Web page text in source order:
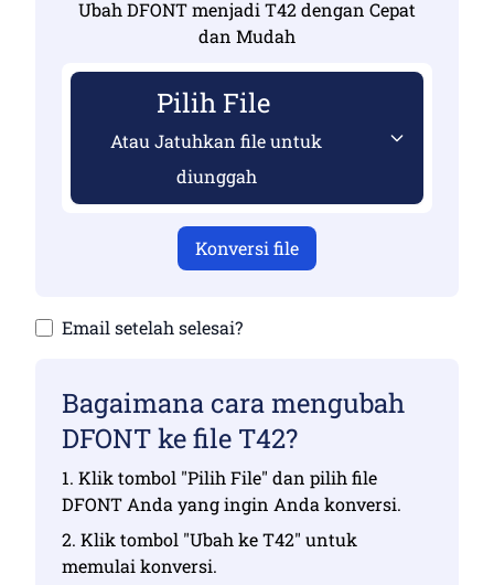
Ubah DFONT menjadi T42 dengan Cepat
dan Mudah
Pilih File
Atau Jatuhkan file untuk
diunggah
Konversi file
Email setelah selesai?
Bagaimana cara mengubah
DFONT ke file T42?
1. Klik tombol "Pilih File" dan pilih file
DFONT Anda yang ingin Anda konversi.
2. Klik tombol "Ubah ke T42" untuk
memulai konversi.